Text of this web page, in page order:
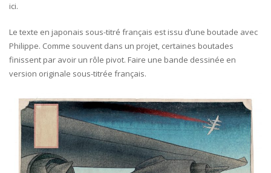
ici.
Le texte en japonais sous-titré français est issu d’une boutade avec
Philippe. Comme souvent dans un projet, certaines boutades
finissent par avoir un rôle pivot. Faire une bande dessinée en
version originale sous-titrée français.